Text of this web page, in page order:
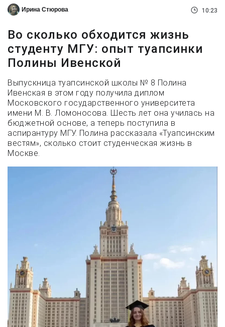
Ирина Стюрова 10:23
Во сколько обходится жизнь
студенту МГУ: опыт туапсинки
Полины Ивенской
Выпускница туапсинской школы № 8 Полина
Ивенская в этом году получила диплом
Московского государственного университета
имени М. В. Ломоносова. Шесть лет она училась на
бюджетной основе, а теперь поступила в
аспирантуру МГУ. Полина рассказала «Туапсинским
вестям», сколько стоит студенческая жизнь в
Москве.